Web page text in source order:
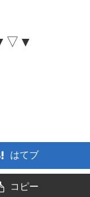
▼▽▼
はてブ
コピー